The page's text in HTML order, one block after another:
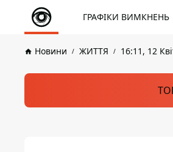
ГРАФІКИ ВИМКНЕНЬ
Новини ЖИТТЯ 16:11, 12